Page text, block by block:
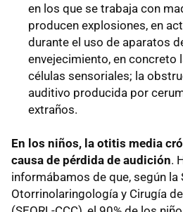
en los que se trabaja con
producen explosiones, en
durante el uso de aparatos
envejecimiento, en concreto
células sensoriales; la
auditivo producida por
extraños.
En los niños, la otitis media
causa de pérdida de audición.
informábamos de que, según la
Otorrinolaringología y Cirugía